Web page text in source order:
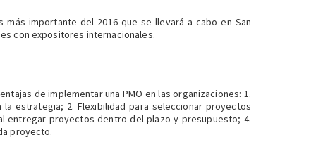
importante del 2016 que se llevará a cabo en San
con expositores internacionales.
de implementar una PMO en las organizaciones: 1.
estrategia; 2. Flexibilidad para seleccionar proyectos
entregar proyectos dentro del plazo y presupuesto; 4.
proyecto.